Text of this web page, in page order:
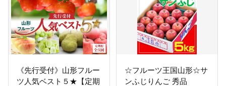
《先行受付》山形フルー
ツ人気ベスト５★【定期
☆フルーツ王国山形☆サ
ンふじりんご 秀品